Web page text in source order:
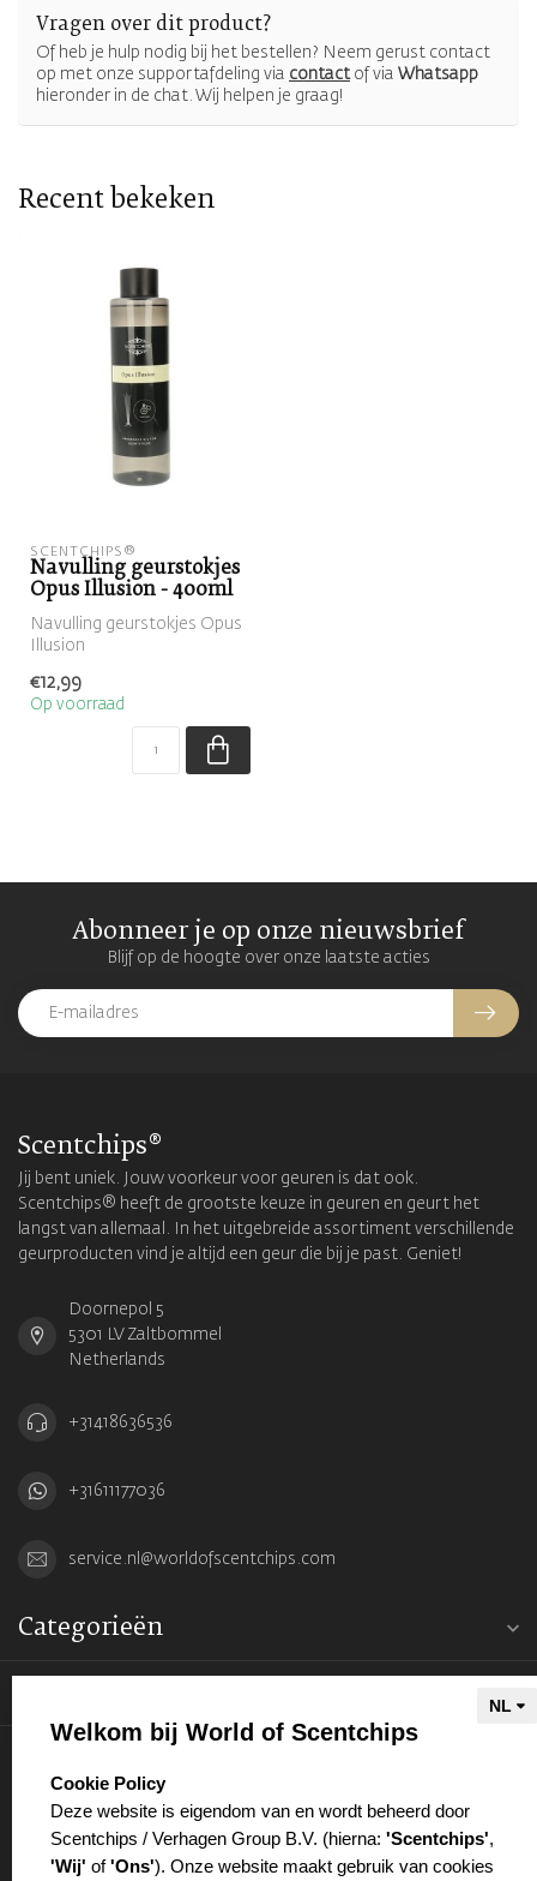
Vragen over dit product?
Of heb je hulp nodig bij het bestellen? Neem gerust contact
op met onze supportafdeling via contactof via Whatsapp
hieronder in de chat. Wij helpen je graag!
Recent bekeken
SCENTCHIPS®
Navulling geurstokjes
Opus Illusion - 400ml
Navulling geurstokjes Opus
Illusion
€12,99
Op voorraad
Abonneer je op onze nieuwsbrief
Blijf op de hoogte over onze laatste acties
Scentchips®
Jij bent uniek. Jouw voorkeur voor geuren is dat ook.
Scentchips® heeft de grootste keuze in geuren en geurt het
langst van allemaal. In het uitgebreide assortiment verschillende
geurproducten vind je altijd een geur die bij je past. Geniet!
Doornepol 5
5301 LV Zaltbommel
Netherlands
+31418636536
+31611177036
service.nl@worldofscentchips.com
Categorieën
Welkom bij World of Scentchips
select language
Cookie Policy
Deze website is eigendom van en wordt beheerd door
Scentchips / Verhagen Group B.V. (hierna: 'Scentchips',
'Wij' of'Ons'). Onze website maakt gebruik van cookies